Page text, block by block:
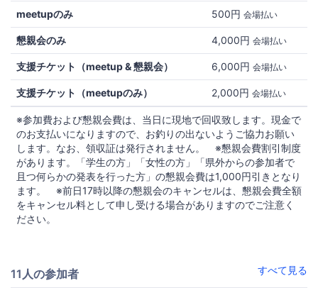
meetupのみ 500円 会場払い
懇親会のみ 4,000円 会場払い
支援チケット（meetup & 懇親会） 6,000円 会場払い
支援チケット（meetupのみ） 2,000円 会場払い
※参加費および懇親会費は、当日に現地で回収致します。現金で
のお支払いになりますので、お釣りの出ないようご協力お願い
します。なお、領収証は発行されません。 ※懇親会費割引制度
があります。「学生の方」「女性の方」「県外からの参加者で
且つ何らかの発表を行った方」の懇親会費は1,000円引きとなり
ます。 ※前日17時以降の懇親会のキャンセルは、懇親会費全額
をキャンセル料として申し受ける場合がありますのでご注意く
ださい。
11人の参加者 すべて見る